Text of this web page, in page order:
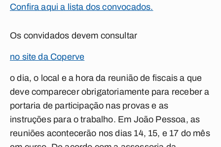
Confira aqui a lista dos convocados.
Os convidados devem consultar
no site da Coperve
o dia, o local e a hora da reunião de fiscais a que
deve comparecer obrigatoriamente para receber a
portaria de participação nas provas e as
instruções para o trabalho. Em João Pessoa, as
reuniões acontecerão nos dias 14, 15, e 17 do mês